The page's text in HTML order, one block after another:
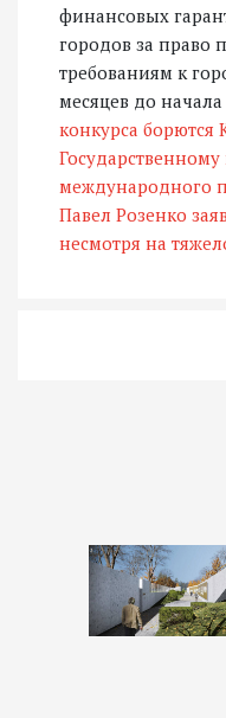
финансовых
городов за право
требованиям к
месяцев до
конкурса борются
международного
Павел Розенко
несмотря на